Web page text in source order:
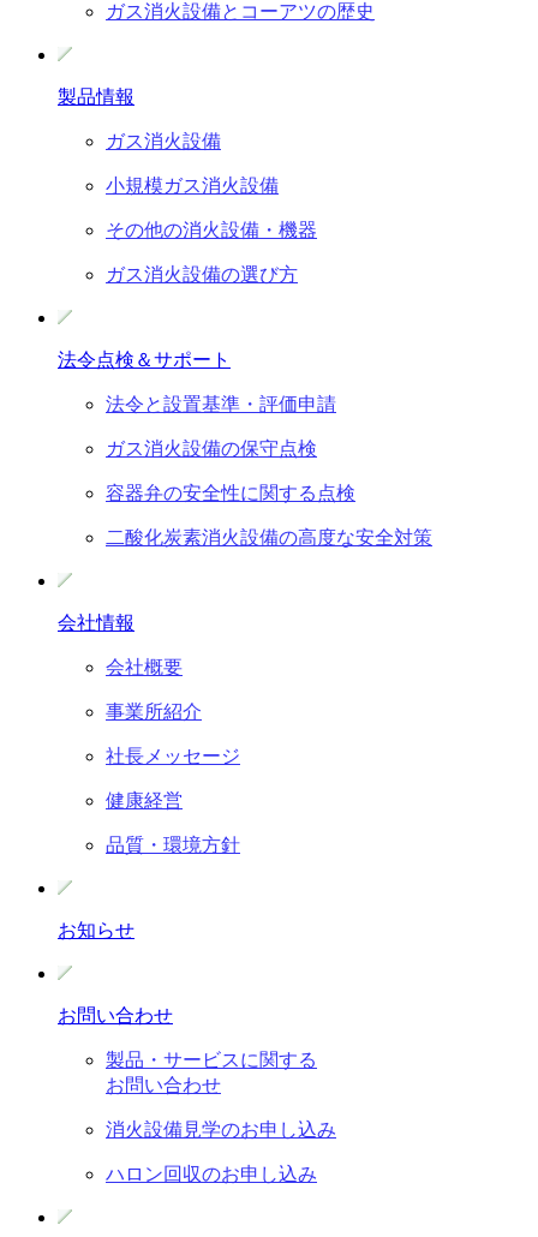
ガス消火設備とコーアツの歴史
製品情報
ガス消火設備
小規模ガス消火設備
その他の消火設備・機器
ガス消火設備の選び方
法令点検＆サポート
法令と設置基準・評価申請
ガス消火設備の保守点検
容器弁の安全性に関する点検
二酸化炭素消火設備の高度な安全対策
会社情報
会社概要
事業所紹介
社長メッセージ
健康経営
品質・環境方針
お知らせ
お問い合わせ
製品・サービスに関する
お問い合わせ
消火設備見学のお申し込み
ハロン回収のお申し込み